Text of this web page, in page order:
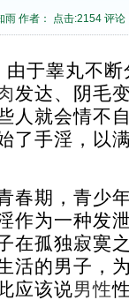
雨 作者： 点击:2154 评论
于睾丸不断
发达、阴毛
人就会情不
了手淫，以
春期，青少
作为一种发
在孤独寂寞
活的男子，
应该说男性